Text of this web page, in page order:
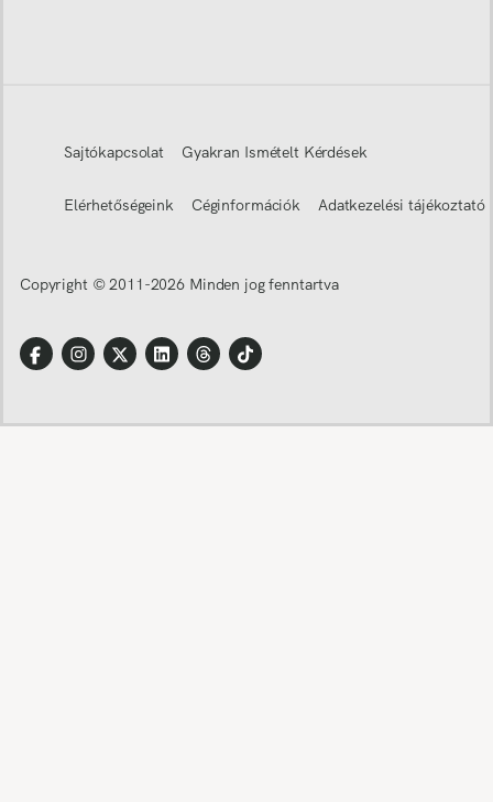
Sajtókapcsolat Gyakran Ismételt Kérdések
Elérhetőségeink Céginformációk Adatkezelési tájékoztató
Copyright © 2011-2026 Minden jog fenntartva